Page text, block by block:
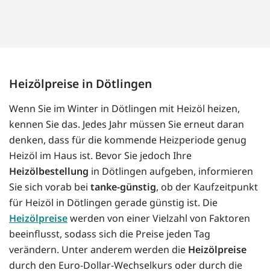
Heizölpreise in Dötlingen
Wenn Sie im Winter in Dötlingen mit Heizöl heizen,
kennen Sie das. Jedes Jahr müssen Sie erneut daran
denken, dass für die kommende Heizperiode genug
Heizöl im Haus ist. Bevor Sie jedoch Ihre
Heizölbestellung in Dötlingen aufgeben, informieren
Sie sich vorab bei tanke-günstig, ob der Kaufzeitpunkt
für Heizöl in Dötlingen gerade günstig ist. Die
Heizölpreisewerden von einer Vielzahl von Faktoren
beeinflusst, sodass sich die Preise jeden Tag
verändern. Unter anderem werden die Heizölpreise
durch den Euro-Dollar-Wechselkurs oder durch die